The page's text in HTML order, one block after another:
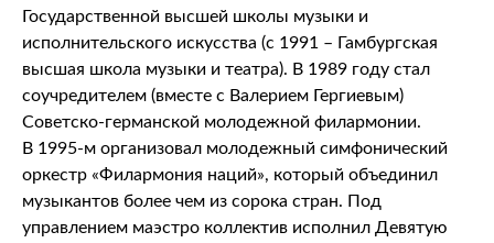
Государственной высшей школы музыки и
исполнительского искусства (с 1991 – Гамбургская
высшая школа музыки и театра). В 1989 году стал
соучредителем (вместе с Валерием Гергиевым)
Советско-германской молодежной филармонии.
В 1995-м организовал молодежный симфонический
оркестр «Филармония наций», который объединил
музыкантов более чем из сорока стран. Под
управлением маэстро коллектив исполнил Девятую